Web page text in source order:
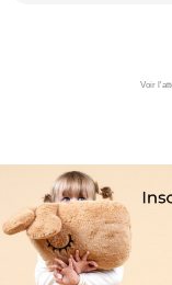
Voir